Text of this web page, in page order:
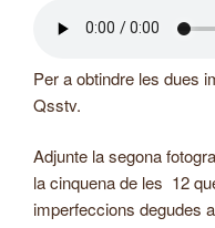
Per a obtindre les dues
Qsstv.
Adjunte la segona
la cinquena de les 12
imperfeccions degudes